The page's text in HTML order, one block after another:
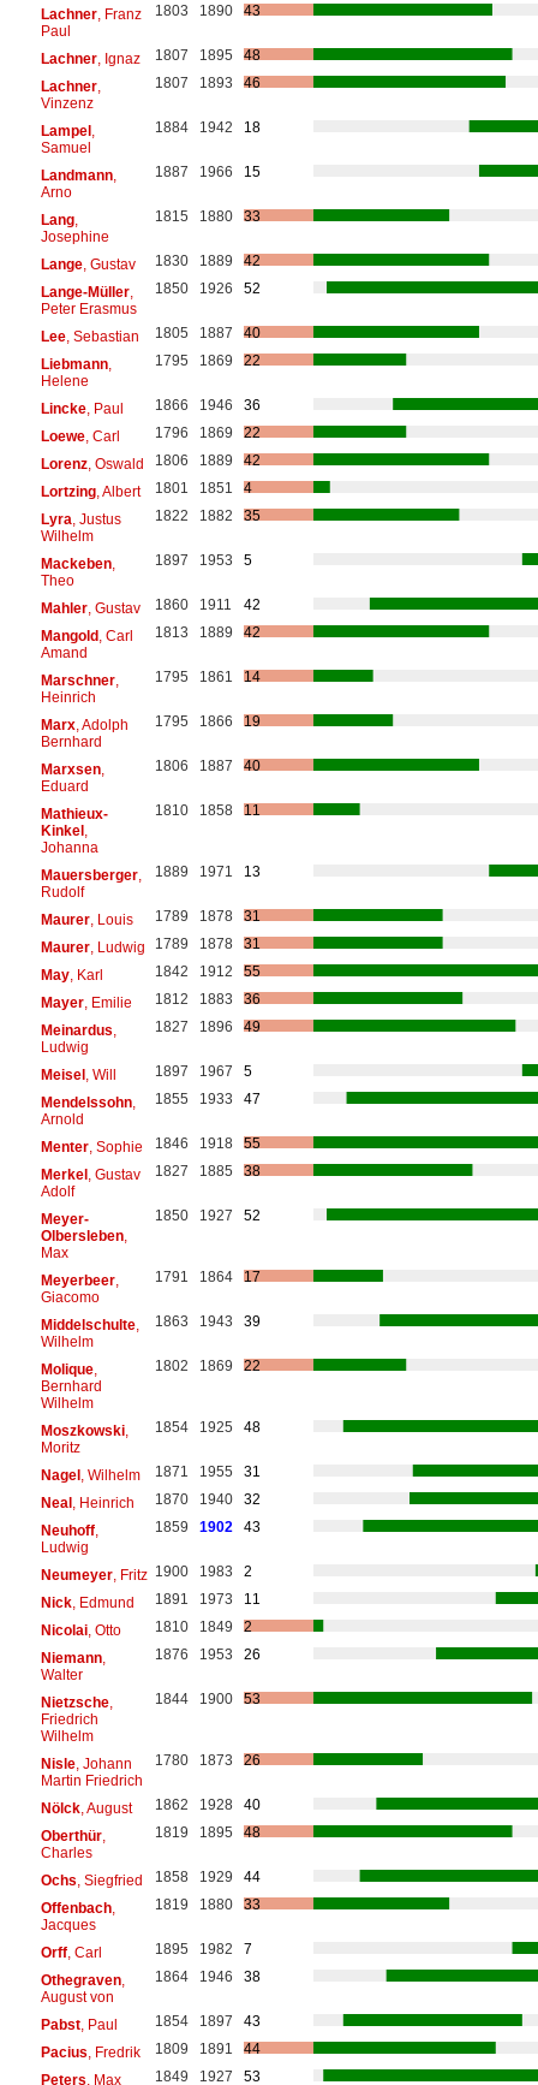
Lachner, Franz
Paul
1803 1890 43
Lachner, Ignaz 1807 1895
48
Lachner,
Vinzenz
1807 1893 46
Lampel,
Samuel
1884 1942 18
Landmann,
Arno
1887 1966 15
Lang,
Josephine
1815 1880 33
Lange, Gustav 1830 1889
42
Lange-Müller,
Peter Erasmus
1850 1926 52
Lee, Sebastian 1805 1887
40
Liebmann,
Helene
1795 1869 22
Lincke, Paul 1866 1946
36
Loewe, Carl 1796 1869
22
Lorenz, Oswald 1806 1889
42
Lortzing, Albert 1801 1851
4
Lyra , Justus
Wilhelm
1822 1882 35
Mackeben,
Theo
1897 1953 5
Mahler, Gustav 1860 1911
42
Mangold, Carl
Amand
1813 1889 42
Marschner,
Heinrich
1795 1861 14
Marx, Adolph
Bernhard
1795 1866 19
Marxsen,
Eduard
1806 1887 40
Mathieux-
Kinkel,
Johanna
1810 1858 11
Mauersberger,
Rudolf
1889 1971 13
Maurer, Louis 1789 1878
31
Maurer, Ludwig 1789 1878
31
May, Karl 1842 1912
55
Mayer, Emilie 1812 1883
36
Meinardus
Ludwig
1827 1896 49
Meisel, Will 1897 1967
5
Mendelssohn,
Arnold
1855 1933 47
Menter, Sophie 1846 1918
55
Merkel, Gustav
Adolf
1827 1885 38
Meyer-
Olbersleben,
Max
1850 1927 52
Meyerbeer,
Giacomo
1791 1864 17
Middelschulte,
Wilhelm
1863 1943 39
Molique,
Bernhard
Wilhelm
1802 1869 22
Moszkowski,
Moritz
1854 1925 48
Nagel, Wilhelm 1871 1955
31
Neal, Heinrich 1870 1940
32
Neuhoff,
Ludwig
1859 1902 43
Neumeyer, Fritz 1900 1983
2
Nick, Edmund 1891 1973
11
Nicolai, Otto 1810 1849
2
Niemann,
Walter
1876 1953 26
Nietzsche,
Friedrich
Wilhelm
1844 1900 53
Nisle, Johann
Martin Friedrich
1780 1873 26
Nölck, August 1862 1928
40
Oberthür,
Charles
1819 1895 48
Ochs , Siegfried 1858 1929
44
Offenbach,
Jacques
1819 1880 33
Orff, Carl 1895 1982
7
Othegraven,
August von
1864 1946 38
Pabst, Paul 1854 1897
43
Pacius , Fredrik 1809 1891
44
Peters , Max 1849 1927 53